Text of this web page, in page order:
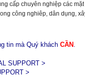
cấp chuyên nghiệp các
công nghiêp, dân dụng,
tin mà Quý khách CẦN .
SUPPORT >
>